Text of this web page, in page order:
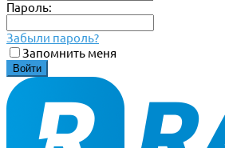
Пароль:
Забыли пароль?
Запомнить меня